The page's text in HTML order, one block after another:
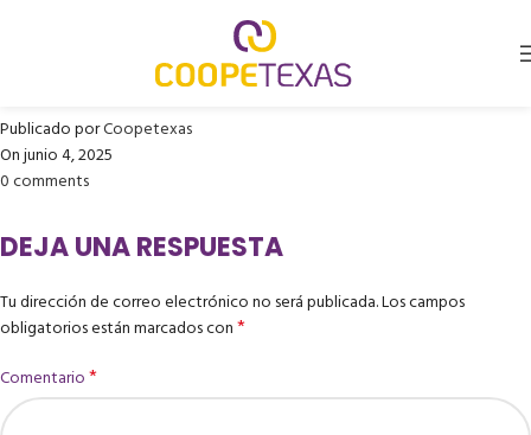
OPTICENTRO C.CIAL. GRAN
ESTACION
Publicado porCoopetexas
On junio 4, 2025
0comments
DEJA UNA RESPUESTA
Tu dirección de correo electrónico no será publicada.Los campos
obligatorios están marcados con*
Comentario*